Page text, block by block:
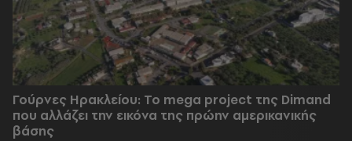
Γούρνες Ηρακλείου: To mega project της Dimand
που αλλάζει την εικόνα της πρώην αμερικανικής
βάσης